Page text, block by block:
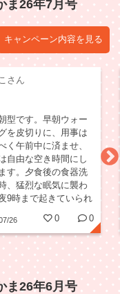
ま26年7月号
キャンペーン内容を見る
さん
型です。早朝ウォー
を皮切りに、用事は
く午前中に済ませ、
自由な空き時間にし
す。夕食後の食器洗
、猛烈な眠気に襲わ
9時まで起きていられ
26 0 0
ま26年6月号